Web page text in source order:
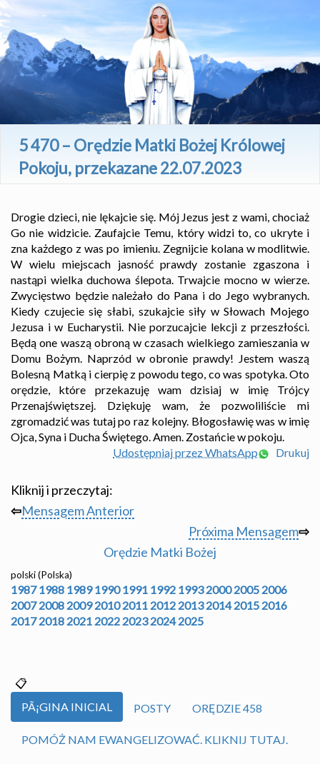
5 470 – Orędzie Matki Bożej Królowej
Pokoju, przekazane 22.07.2023
Drogie dzieci, nie lękajcie się. Mój Jezus jest z wami, chociaż
Go nie widzicie. Zaufajcie Temu, który widzi to, co ukryte i
zna każdego z was po imieniu. Zegnijcie kolana w modlitwie.
W wielu miejscach jasność prawdy zostanie zgaszona i
nastąpi wielka duchowa ślepota. Trwajcie mocno w wierze.
Zwycięstwo będzie należało do Pana i do Jego wybranych.
Kiedy czujecie się słabi, szukajcie siły w Słowach Mojego
Jezusa i w Eucharystii. Nie porzucajcie lekcji z przeszłości.
Będą one waszą obroną w czasach wielkiego zamieszania w
Domu Bożym. Naprzód w obronie prawdy! Jestem waszą
Bolesną Matką i cierpię z powodu tego, co was spotyka. Oto
orędzie, które przekazuję wam dzisiaj w imię Trójcy
Przenajświętszej. Dziękuję wam, że pozwoliliście mi
zgromadzić was tutaj po raz kolejny. Błogosławię was w imię
Ojca, Syna i Ducha Świętego. Amen. Zostańcie w pokoju.
Udostępniaj przez WhatsApp
Drukuj
Kliknij i przeczytaj:
⇦Mensagem Anterior
Próxima Mensagem⇨
Orędzie Matki Bożej
polski (Polska)
1987 1988 1989 1990 1991 1992 1993 2000 2005 2006
2007 2008 2009 2010 2011 2012 2013 2014 2015 2016
2017 2018 2021 2022 2023 2024 2025
PÃ¡GINA INICIAL POSTY ORĘDZIE 458
POMÓŻ NAM EWANGELIZOWAĆ. KLIKNIJ TUTAJ.